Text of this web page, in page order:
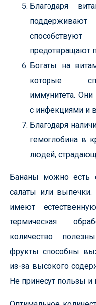
Благодаря
предотвращают
Богаты на
которые
иммунитета. Они
с инфекциями и
Благодаря
гемоглобина в
людей,
Бананы можно есть
салаты или
имеют
термическая
количество
фрукты способны
из-за высокого
Не принесут пользы